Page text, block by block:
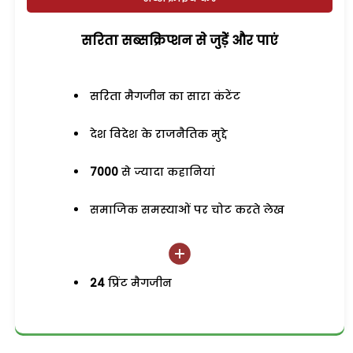
सरिता सब्सक्रिप्शन से जुड़ेें और पाएं
सरिता मैगजीन का सारा कंटेंट
देश विदेश के राजनैतिक मुद्दे
7000 से ज्यादा कहानियां
समाजिक समस्याओं पर चोट करते लेख
24 प्रिंट मैगजीन